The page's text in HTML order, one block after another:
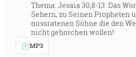
Thema: Jesaia 30,8-13: Das
Sehern, zu Seinen Propheten
missratenen Söhne die den
nicht gehorchen wollen!
MP3